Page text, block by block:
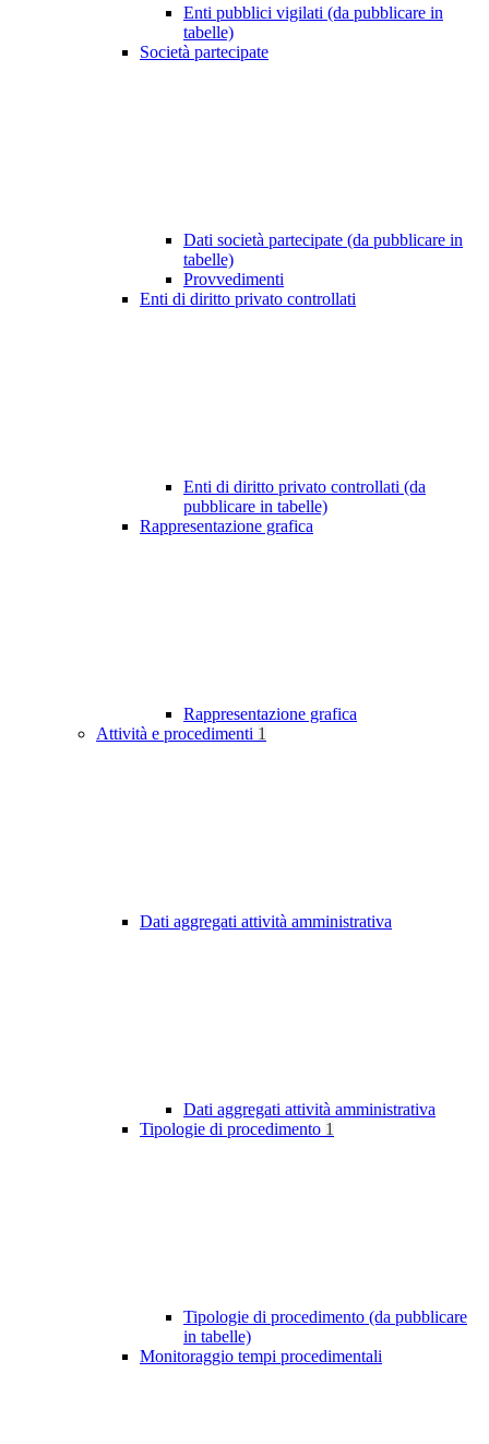
Enti pubblici vigilati (da pubblicare in
tabelle)
Società partecipate
Dati società partecipate (da pubblicare in
tabelle)
Provvedimenti
Enti di diritto privato controllati
Enti di diritto privato controllati (da
pubblicare in tabelle)
Rappresentazione grafica
Rappresentazione grafica
Attività e procedimenti 1
Dati aggregati attività amministrativa
Dati aggregati attività amministrativa
Tipologie di procedimento 1
Tipologie di procedimento (da pubblicare
in tabelle)
Monitoraggio tempi procedimentali